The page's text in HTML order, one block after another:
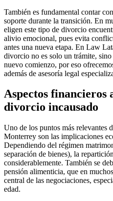
También es fundamental contar
soporte durante la transición. En
eligen este tipo de divorcio
alivio emocional, pues evita
antes una nueva etapa. En Law
divorcio no es solo un trámite,
nuevo comienzo, por eso
además de asesoría legal
Aspectos financieros
divorcio incausado
Uno de los puntos más relevantes
Monterrey son las implicaciones
Dependiendo del régimen
separación de bienes), la
considerablemente. También se
pensión alimenticia, que en
central de las negociaciones,
edad.